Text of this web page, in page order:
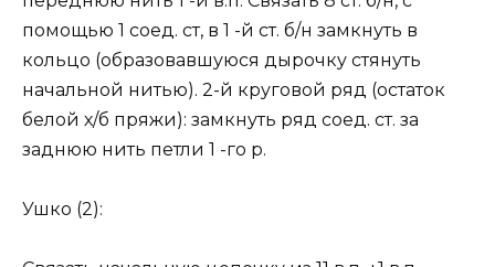
помощью 1 соед. ст, в 1 -й ст. б/н замкнуть в
кольцо (образовавшуюся дырочку стянуть
начальной нитью). 2-й круговой ряд (остаток
белой х/б пряжи): замкнуть ряд соед. ст. за
заднюю нить петли 1 -го р.
Ушко (2):